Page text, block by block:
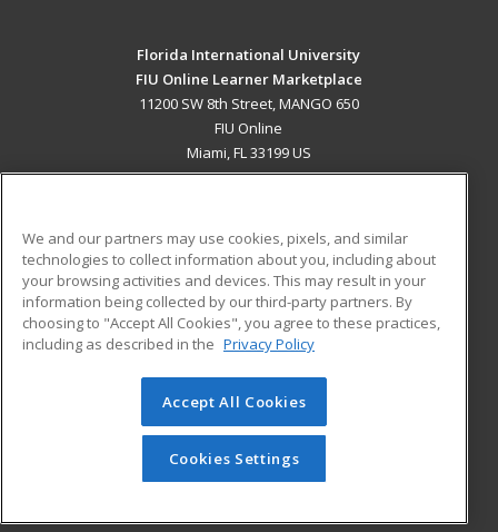
Florida International University
FIU Online Learner Marketplace
11200 SW 8th Street, MANGO 650
FIU Online
Miami, FL 33199 US
ADDITIONAL RESOURCES
Military
Financial Assistance
Help
Student Blog
© 2026 ed2go, a division of Cengage Learning. All rights
reserved. The material on this site cannot be reproduced or
redistributed unless you have obtained prior written
permission from Cengage Learning.Privacy Policy
We and our partners may use cookies, pixels, and similar
technologies to collect information about you, including about
your browsing activities and devices. This may result in your
information being collected by our third-party partners. By
choosing to "Accept All Cookies", you agree to these practices,
including as described in the Privacy Policy
Accept All Cookies
Cookies Settings